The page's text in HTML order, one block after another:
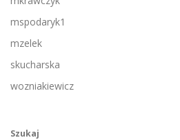
mspodaryk1
mzelek
skucharska
wozniakiewicz
Szukaj